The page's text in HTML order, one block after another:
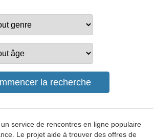
service de rencontres en ligne populaire
Le projet aide à trouver des offres de